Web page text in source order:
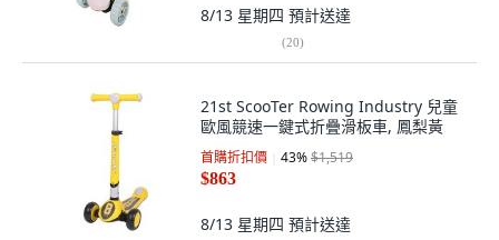
8/13 星期四 預計送達
(20)
21st ScooTer Rowing Industry 兒童
歐風競速一鍵式折疊滑板車, 鳳梨黃
首購折扣價 43%$1,519
$863
8/13 星期四 預計送達